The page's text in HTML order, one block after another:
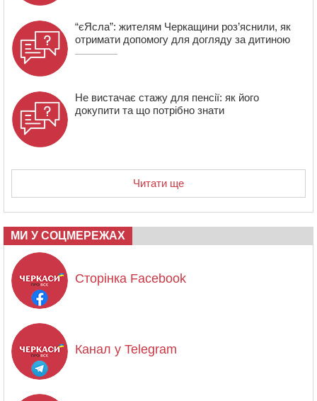
“єЯсла”: жителям Черкащини роз’яснили, як
отримати допомогу для догляду за дитиною
Не вистачає стажу для пенсії: як його
докупити та що потрібно знати
Читати ще
МИ У СОЦМЕРЕЖАХ
Сторінка Facebook
Канал у Telegram